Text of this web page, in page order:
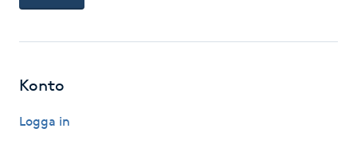
Hollywood Peel
Hot Stone Massage
Konto
Logga in